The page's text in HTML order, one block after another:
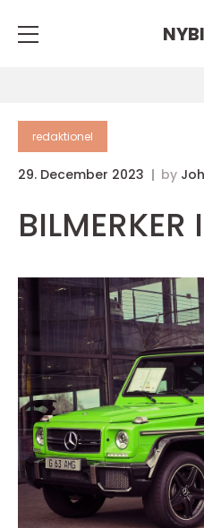
redaktionel
29. December 2023 by
BILMERKER